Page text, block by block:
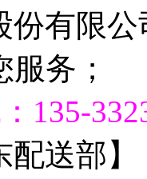
份有限
务；
135-
配送部】